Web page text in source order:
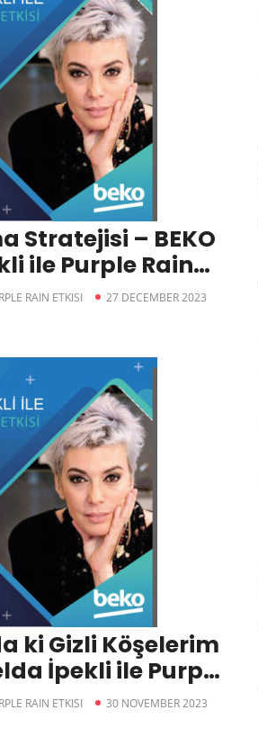
Stratejisi – BEKO
ile Purple Rain
RAIN ETKISI 27 DECEMBER 2023
ki Gizli Köşelerim
İpekli ile Purple
RAIN ETKISI 30 NOVEMBER 2023